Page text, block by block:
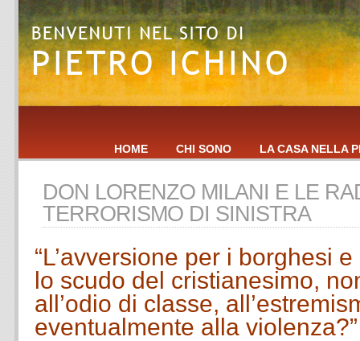
HOME CHI SONO LA CASA NELLA
DON LORENZO MILANI E LE
TERRORISMO DI SINISTRA
“L’avversione per i borghesi
lo scudo del cristianesimo,
all’odio di classe,
eventualmente alla violenza?”